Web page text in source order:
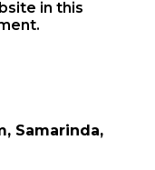
in this
Samarinda,